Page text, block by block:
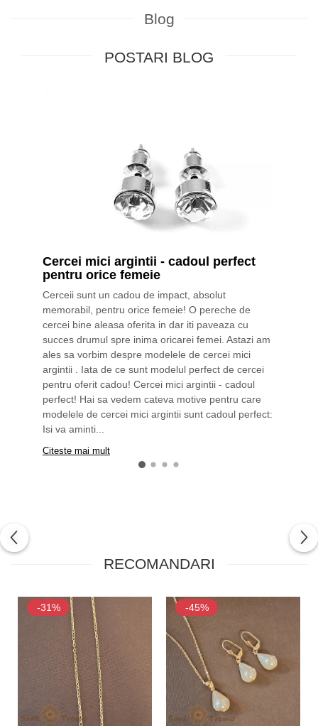
Blog
POSTARI BLOG
Cercei mici argintii - cadoul perfect
pentru orice femeie
Cerceii sunt un cadou de impact, absolut
memorabil, pentru orice femeie! O pereche de
cercei bine aleasa oferita in dar iti paveaza cu
succes drumul spre inima oricarei femei. Astazi am
ales sa vorbim despre modelele de cercei mici
argintii . Iata de ce sunt modelul perfect de cercei
pentru oferit cadou! Cercei mici argintii - cadoul
perfect! Hai sa vedem cateva motive pentru care
modelele de cercei mici argintii sunt cadoul perfect:
Isi va aminti...
Citeste mai mult
RECOMANDARI
-31% -45%